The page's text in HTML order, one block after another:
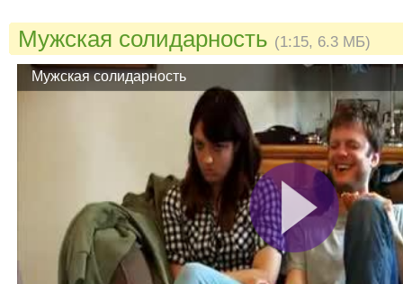
Мужская солидарность (1:15, 6.3 МБ)
Мужская солидарность